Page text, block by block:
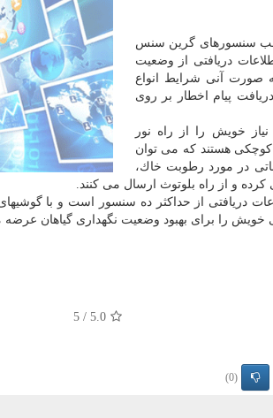
سنسورهای گرین سنس
دریافتی از وضعیت
صورت آنی شرایط انواع
پیام اخطار بر روی
خویش را از راه نور
هستند كه می توان
در مورد رطوبت خاك،
و از راه بلوتوث ارسال می كنند.
دریافتی از حداكثر ده سنسور است و با گوشیهای
را برای بهبود وضعیت نگهداری گیاهان عرضه
5.0
/
5
(0)